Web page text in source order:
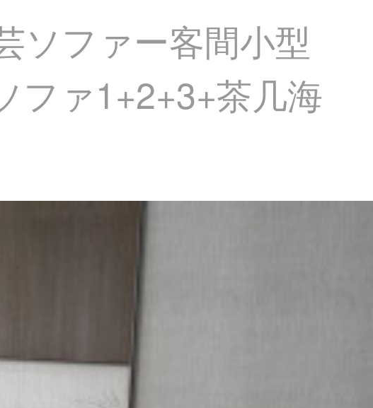
ソファー客間小型
ファ1+2+3+茶几海